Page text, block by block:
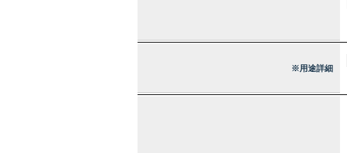
※用途詳細